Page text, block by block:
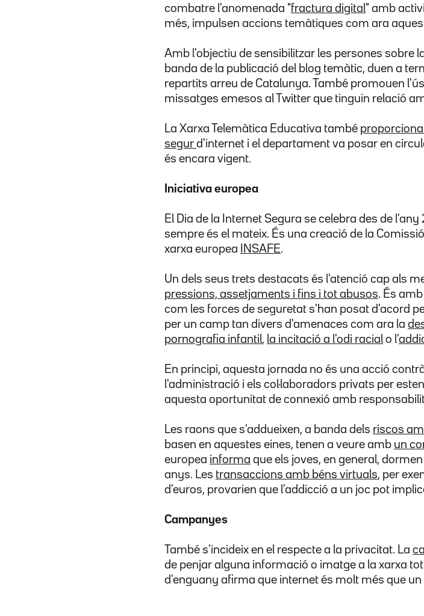
combatre l'anomenada "fractura digital" amb
més, impulsen accions temàtiques com ara
Amb l'objectiu de sensibilitzar les persones sobre
banda de la publicació del blog temàtic, duen a
repartits arreu de Catalunya. També promouen
missatges emesos al Twitter que tinguin relació
La Xarxa Telemàtica Educativa també
segur d'internet i el departament va posar en
és encara vigent.
Iniciativa europea
El Dia de la Internet Segura se celebra des de
sempre és el mateix. És una creació de la
xarxa europea
INSAFE.
Un dels seus trets destacats és l'atenció cap als
pressions, assetjaments i fins i tot abusos. És
com les forces de seguretat s'han posat d'acord
per un camp tan divers d'amenaces com ara la
pornografia infantil, la incitació a l'odi racial o l'
En principi, aquesta jornada no és una acció
l'administració i els col·laboradors privats per
aquesta oportunitat de connexió amb
Les raons que s'addueixen, a banda dels riscos
basen en aquestes eines, tenen a veure amb un
europea informa que els joves, en general,
anys. Les transaccions amb béns virtuals, per
d'euros, provarien que l'addicció a un joc pot
Campanyes
També s'incideix en el respecte a la privacitat. La
de penjar alguna informació o imatge a la xarxa
d'enguany afirma que internet és molt més que un